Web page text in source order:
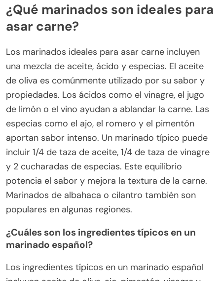
¿Qué marinados son ideales para
asar carne?
Los marinados ideales para asar carne incluyen
una mezcla de aceite, ácido y especias. El aceite
de oliva es comúnmente utilizado por su sabor y
propiedades. Los ácidos como el vinagre, el jugo
de limón o el vino ayudan a ablandar la carne. Las
especias como el ajo, el romero y el pimentón
aportan sabor intenso. Un marinado típico puede
incluir 1/4 de taza de aceite, 1/4 de taza de vinagre
y 2 cucharadas de especias. Este equilibrio
potencia el sabor y mejora la textura de la carne.
Marinados de albahaca o cilantro también son
populares en algunas regiones.
¿Cuáles son los ingredientes típicos en un
marinado español?
Los ingredientes típicos en un marinado español